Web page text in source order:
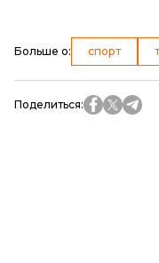
Больше о: спорт
Поделиться: